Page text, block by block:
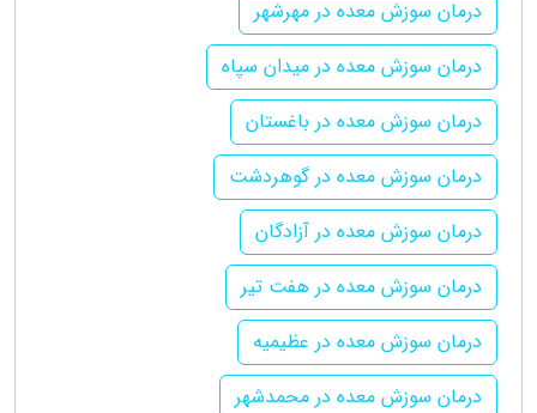
درمان سوزش معده در مهرشهر
درمان سوزش معده در میدان سپاه
درمان سوزش معده در باغستان
درمان سوزش معده در گوهردشت
درمان سوزش معده در آزادگان
درمان سوزش معده در هفت تیر
درمان سوزش معده در عظیمیه
درمان سوزش معده در محمدشهر